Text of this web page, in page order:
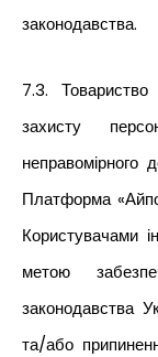
законодавства.
7.3.
захисту
неправомірного
Платформа
Користувачами
метою
законодавства
та/або